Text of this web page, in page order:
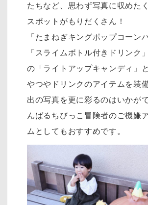
たちなど、思わず写真に収めた
スポットがもりだくさん！
「たまねぎキングポップコーン
「スライムボトル付きドリンク
の「ライトアップキャンディ」
やつやドリンクのアイテムを装
出の写真を更に彩るのはいかが
んばるちびっこ冒険者のご機嫌
ムとしてもおすすめです。